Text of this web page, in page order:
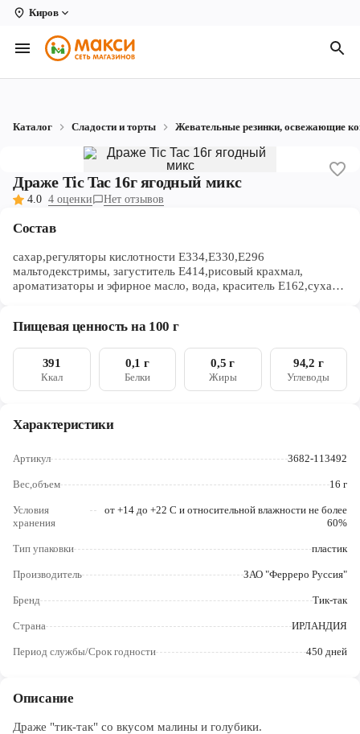
Киров
Вологда
Архангельск
Кирово-Чепецк
Коряжма
Новодвинск
Северодвинск
Череповец
Каталог Сладости и торты Жевательные резинки, освежающие
Драже Tic Tac 16г ягодный микс
4.0 4 оценки Нет отзывов
Состав
сахар,регуляторы кислотности Е334,Е330,Е296
мальтодекстримы, загуститель Е414,рисовый крахмал,
ароматизаторы и эфирное масло, вода, краситель Е162,сухая
Пищевая ценность на 100 г
391
Ккал
0,1 г
Белки
0,5 г
Жиры
94,2 г
Углеводы
Характеристики
Артикул 3682-113492
Вес,объем 16 г
Условия
хранения
от +14 до +22 C и относительной влажности не более
60%
Тип упаковки пластик
Производитель ЗАО "Ферреро Руссия"
Бренд Тик-так
Страна ИРЛАНДИЯ
Период службы/Срок годности 450 дней
Описание
Драже "тик-так" со вкусом малины и голубики.